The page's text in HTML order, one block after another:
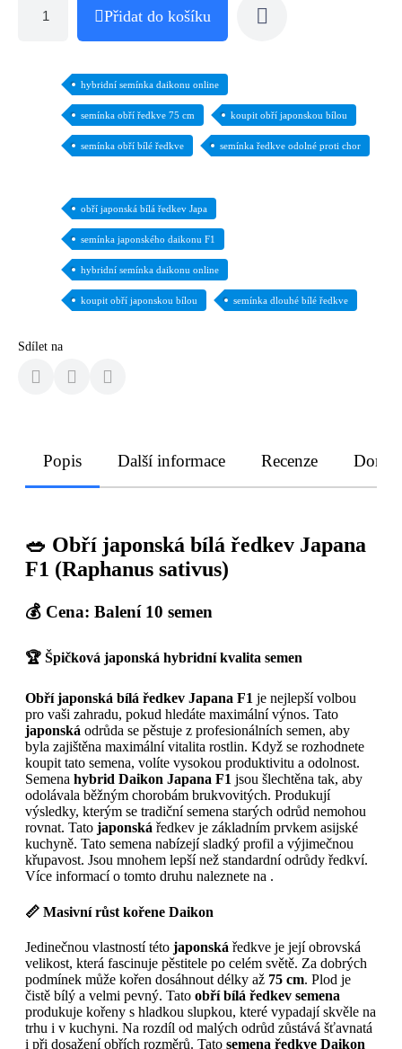
Přidat do košíku
hybridní semínka daikonu online
semínka obří ředkve 75 cm koupit obří japonskou bílou
semínka obří bílé ředkve semínka ředkve odolné proti chor
obří japonská bílá ředkev Japa
semínka japonského daikonu F1
hybridní semínka daikonu online
koupit obří japonskou bílou semínka dlouhé bílé ředkve
Sdílet na
Popis Další informace Recenze
🥗 Obří japonská bílá ředkev Japana
F1 (Raphanus sativus)
💰 Cena: Balení 10 semen
🏆 Špičková japonská hybridní kvalita semen
Obří japonská bílá ředkev Japana F1 je nejlepší volbou
pro vaši zahradu, pokud hledáte maximální výnos. Tato
japonská odrůda se pěstuje z profesionálních semen, aby
byla zajištěna maximální vitalita rostlin. Když se rozhodnete
koupit tato semena, volíte vysokou produktivitu a odolnost.
Semena hybrid Daikon Japana F1 jsou šlechtěna tak, aby
odolávala běžným chorobám brukvovitých. Produkují
výsledky, kterým se tradiční semena starých odrůd nemohou
rovnat. Tato japonská ředkev je základním prvkem asijské
kuchyně. Tato semena nabízejí sladký profil a výjimečnou
křupavost. Jsou mnohem lepší než standardní odrůdy ředkví.
Více informací o tomto druhu naleznete na .
📏 Masivní růst kořene Daikon
Jedinečnou vlastností této japonská ředkve je její obrovská
velikost, která fascinuje pěstitele po celém světě. Za dobrých
podmínek může kořen dosáhnout délky až 75 cm. Plod je
čistě bílý a velmi pevný. Tato obří bílá ředkev semena
produkuje kořeny s hladkou slupkou, které vypadají skvěle na
trhu i v kuchyni. Na rozdíl od malých odrůd zůstává šťavnatá
i při dosažení obřích rozměrů. Tato semena ředkve Daikon